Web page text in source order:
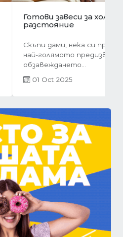
на една ръка
признаем, че понякога
в